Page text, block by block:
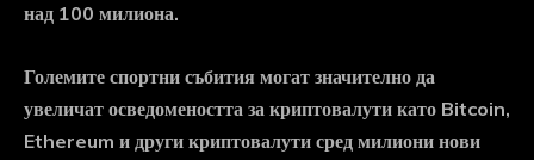
над 100 милиона.
Големите спортни събития могат значително да
увеличат осведомеността за криптовалути като Bitcoin,
Ethereum и други криптовалути сред милиони нови